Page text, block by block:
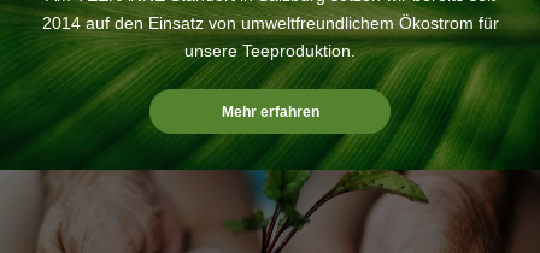
2014 auf den Einsatz von umweltfreundlichem Ökostrom für
unsere Teeproduktion.
Mehr erfahren